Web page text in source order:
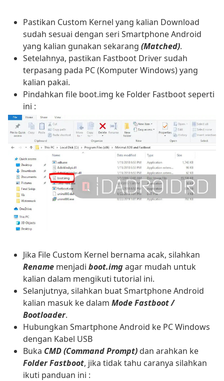
Pastikan Custom Kernel yang kalian Download
sudah sesuai dengan seri Smartphone Android
yang kalian gunakan sekarang (Matched).
Setelahnya, pastikan Fastboot Driver sudah
terpasang pada PC (Komputer Windows) yang
kalian pakai.
Pindahkan file boot.img ke Folder Fastboot seperti
ini :
Jika File Custom Kernel bernama acak, silahkan
Rename menjadi boot.imgagar mudah untuk
kalian dalam mengikuti tutorial ini.
Selanjutnya, silahkan buat Smartphone Android
kalian masuk ke dalam Mode Fastboot /
Bootloader.
Hubungkan Smartphone Android ke PC Windows
dengan Kabel USB
Buka CMD (Command Prompt) dan arahkan ke
Folder Fastboot, jika tidak tahu caranya silahkan
ikuti panduan ini :